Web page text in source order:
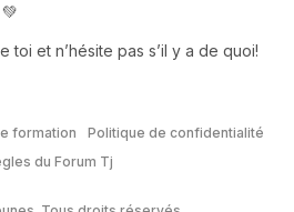
toi et n’hésite pas s’il y a de quoi!
formation
Politique de confidentialité
du Forum Tj